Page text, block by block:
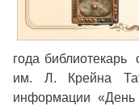
года библиотекарь
им. Л. Крейна
информации «День